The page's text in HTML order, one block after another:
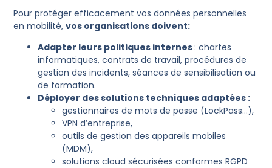
Pour protéger efficacement vos données personnelles
en mobilité,vos organisations doivent:
Adapter leurs politiques internes : chartes
informatiques, contrats de travail, procédures de
gestion des incidents, séances de sensibilisation ou
de formation.
Déployer des solutions techniques adaptées :
gestionnaires de mots de passe (LockPass…),
VPN d’entreprise,
outils de gestion des appareils mobiles
(MDM),
solutions cloud sécurisées conformes RGPD